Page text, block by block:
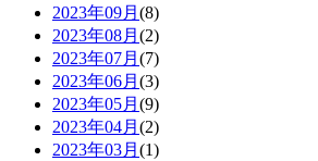
2023年09月 (8)
2023年08月 (2)
2023年07月 (7)
2023年06月 (3)
2023年05月 (9)
2023年04月 (2)
2023年03月 (1)